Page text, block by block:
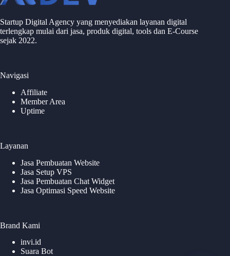
Startup Digital Agency yang menyediakan layanan digital
terlengkap mulai dari jasa, produk digital, tools dan E-Course
sejak 2022.
Navigasi
Affiliate
Member Area
Uptime
Layanan
Jasa Pembuatan Website
Jasa Setup VPS
Jasa Pembuatan Chat Widget
Jasa Optimasi Speed Website
Brand Kami
invi.id
Suara Bot